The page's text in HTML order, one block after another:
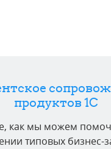
продуктов 1C
как мы можем
типовых бизнес-